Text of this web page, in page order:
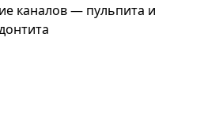
каналов — пульпита и